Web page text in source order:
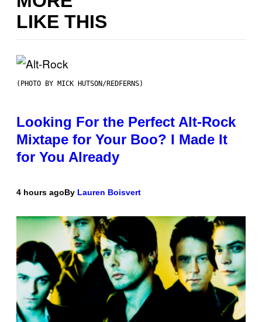
LIKE THIS
(PHOTO BY MICK HUTSON/REDFERNS)
Looking For the Perfect Alt-Rock
Mixtape for Your Boo? I Made It
for You Already
4 hours agoBy Lauren Boisvert